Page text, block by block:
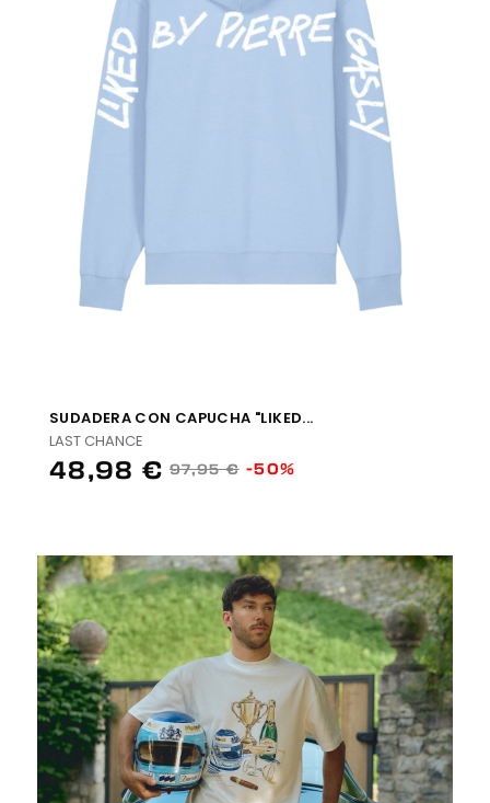
SUDADERA CON CAPUCHA "LIKED...
LAST CHANCE
48,98 € 97,95 € -50%